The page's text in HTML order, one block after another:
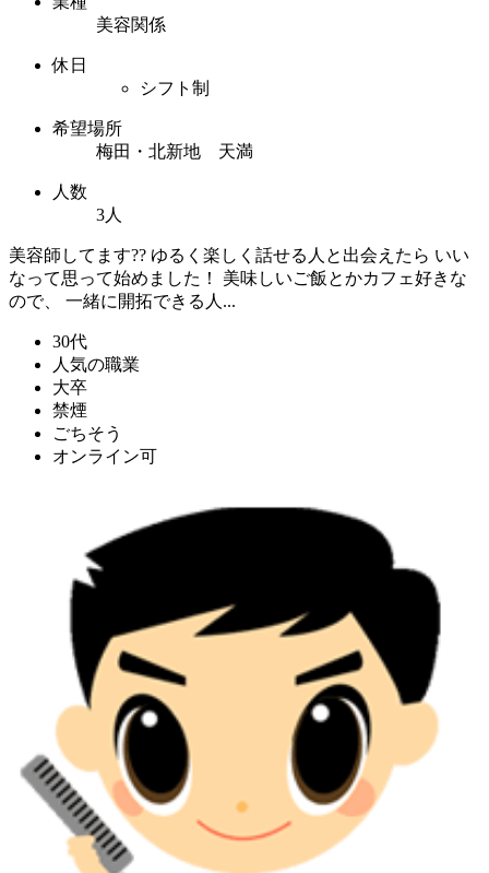
美容関係
休日
シフト制
希望場所
梅田・北新地 天満
人数
3人
美容師してます?? ゆるく楽しく話せる人と出会えたら いい
なって思って始めました！ 美味しいご飯とかカフェ好きな
ので、 一緒に開拓できる人...
30代
人気の職業
大卒
禁煙
ごちそう
オンライン可